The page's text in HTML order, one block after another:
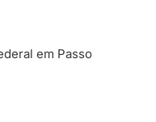
em Passo